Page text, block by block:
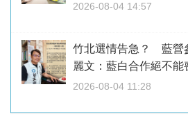
2026-08-04 14:57
竹北選情告急？ 藍營
麗文：藍白合作絕不能
2026-08-04 11:28